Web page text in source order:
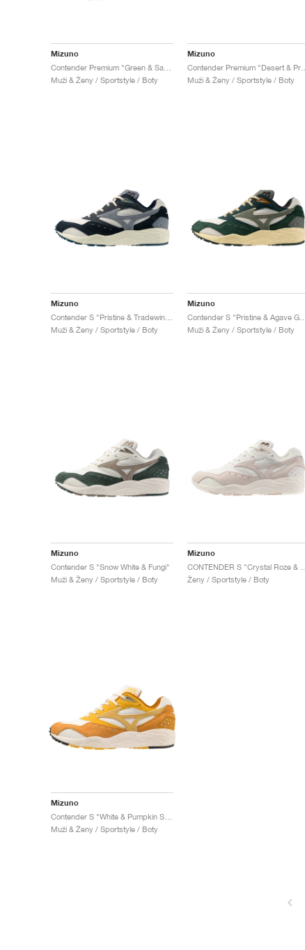
Mizuno
Muži & Ženy / Sportstyle / Boty
Mizuno
Contender Premium "Desert & Pristine"
Muži & Ženy / Sportstyle / Boty
Mizuno
Muži & Ženy / Sportstyle / Boty
Mizuno
Contender S "Pristine & Agave Green"
Muži & Ženy / Sportstyle / Boty
Mizuno
Contender S "Snow White & Fungi"
Muži & Ženy / Sportstyle / Boty
Mizuno
Ženy / Sportstyle / Boty
Mizuno
Muži & Ženy / Sportstyle / Boty